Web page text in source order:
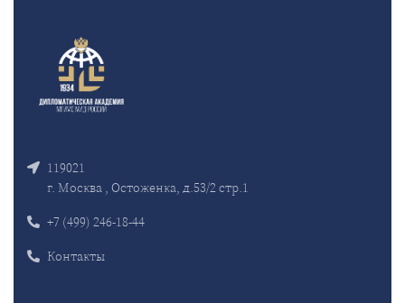
119021
г. Москва , Остоженка, д.53/2 стр.1
+7 (499) 246-18-44
Контакты